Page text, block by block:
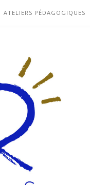
ATELIERS PÉDAGOGIQUES